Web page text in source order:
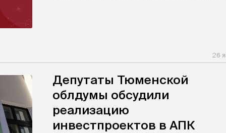
26
Депутаты Тюменской
облдумы обсудили
реализацию
инвестпроектов в АПК